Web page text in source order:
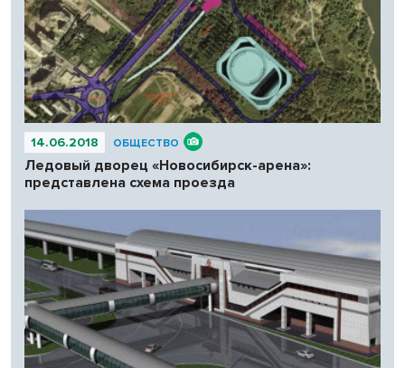
14.06.2018 ОБЩЕСТВО
Ледовый дворец «Новосибирск-арена»:
представлена схема проезда